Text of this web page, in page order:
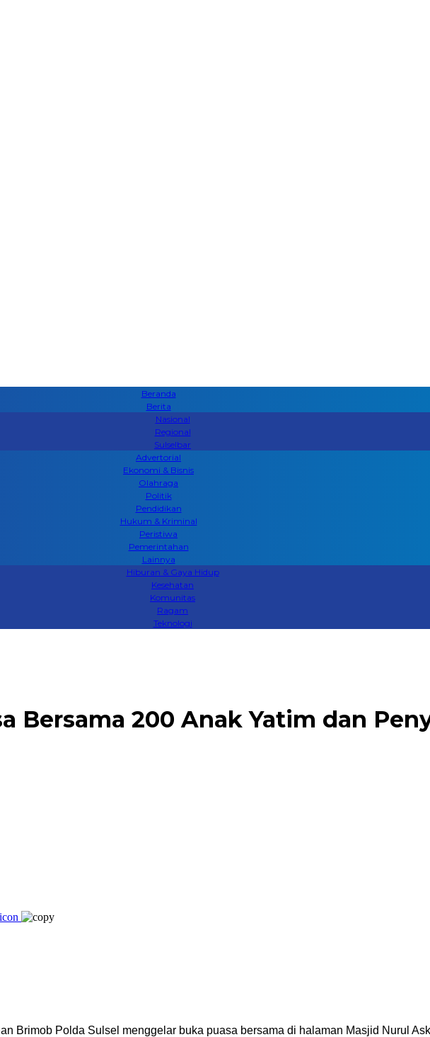
Beranda
Berita
Nasional
Regional
Sulselbar
Advertorial
Ekonomi & Bisnis
Olahraga
Politik
Pendidikan
Hukum & Kriminal
Peristiwa
Pemerintahan
Lainnya
Hiburan & Gaya Hidup
Kesehatan
Komunitas
Ragam
Teknologi
Bersama 200 Anak Yatim dan
Brimob Polda Sulsel menggelar buka puasa bersama di halaman Masjid Nurul